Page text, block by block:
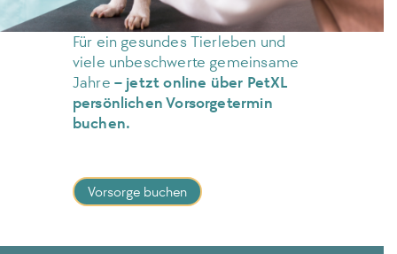
Für ein gesundes Tierleben und
viele unbeschwerte gemeinsame
Jahre – jetzt online über PetXL
persönlichen Vorsorgetermin
buchen.
Vorsorge buchen